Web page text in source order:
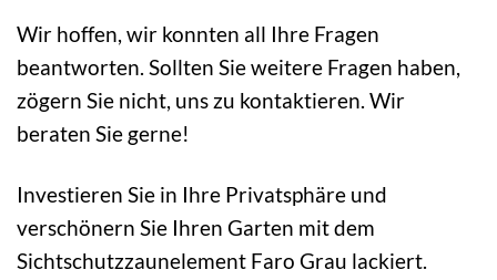
Wir hoffen, wir konnten all Ihre Fragen
beantworten. Sollten Sie weitere Fragen haben,
zögern Sie nicht, uns zu kontaktieren. Wir
beraten Sie gerne!
Investieren Sie in Ihre Privatsphäre und
verschönern Sie Ihren Garten mit dem
Sichtschutzzaunelement Faro Grau lackiert.